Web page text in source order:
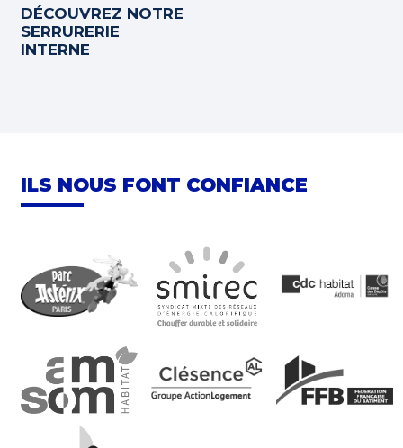
DÉCOUVREZ NOTRE
SERRURERIE
INTERNE
ILS NOUS FONT CONFIANCE